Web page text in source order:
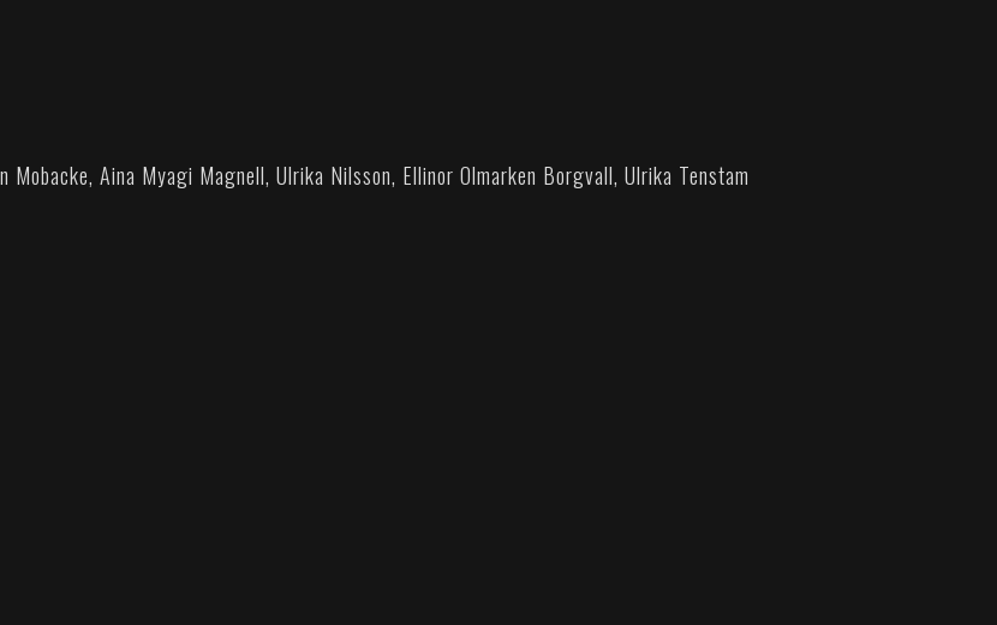
Aina Myagi Magnell, Ulrika Nilsson, Ellinor Olmarken Borgvall, Ulrika Tenstam